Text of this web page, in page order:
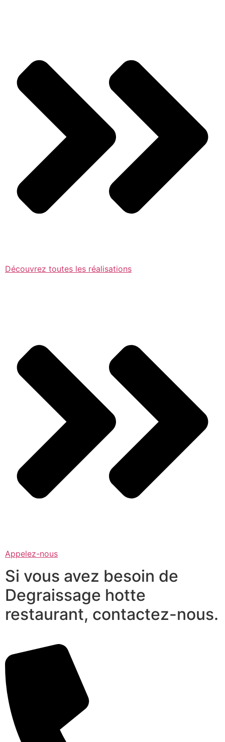
Découvrez toutes les réalisations
Appelez-nous
Si vous avez besoin de
Degraissage hotte
restaurant, contactez-nous.